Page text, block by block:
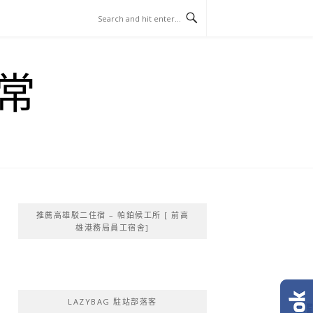
推薦高雄駁二住宿 – 帕鉑候工所 [ 前高
雄港務局員工宿舍]
LAZYBAG 駐站部落客